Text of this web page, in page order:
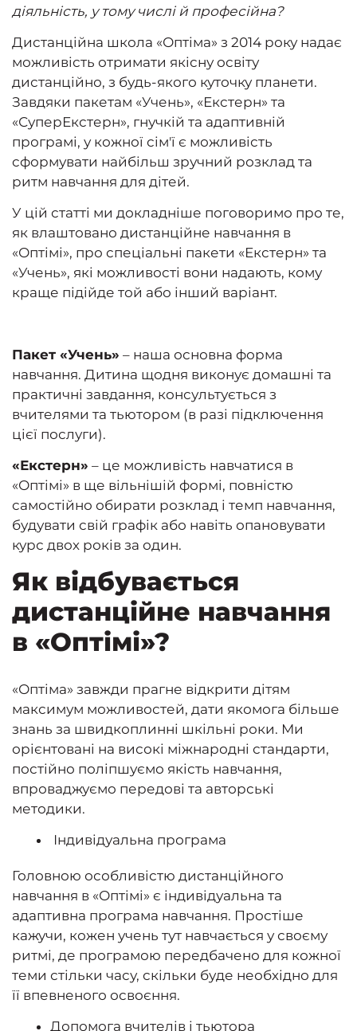
діяльність, у тому числі й професійна?
Дистанційна школа «Оптіма» з 2014 року надає
можливість отримати якісну освіту
дистанційно, з будь-якого куточку планети.
Завдяки пакетам «Учень», «Екстерн» та
«СуперЕкстерн», гнучкій та адаптивній
програмі, у кожної сім'ї є можливість
сформувати найбільш зручний розклад та
ритм навчання для дітей.
У цій статті ми докладніше поговоримо про те,
як влаштовано дистанційне навчання в
«Оптімі», про спеціальні пакети «Екстерн» та
«Учень», які можливості вони надають, кому
краще підійде той або інший варіант.
Пакет «Учень» – наша основна форма
навчання. Дитина щодня виконує домашні та
практичні завдання, консультується з
вчителями та тьютором (в разі підключення
цієї послуги).
«Екстерн» – це можливість навчатися в
«Оптімі» в ще вільнішій формі, повністю
самостійно обирати розклад і темп навчання,
будувати свій графік або навіть опановувати
курс двох років за один.
Як відбувається
дистанційне навчання
в «Оптімі»?
«Оптіма» завжди прагне відкрити дітям
максимум можливостей, дати якомога більше
знань за швидкоплинні шкільні роки. Ми
орієнтовані на високі міжнародні стандарти,
постійно поліпшуємо якість навчання,
впроваджуємо передові та авторські
методики.
Індивідуальна програма
Головною особливістю дистанційного
навчання в «Оптімі» є індивідуальна та
адаптивна програма навчання. Простіше
кажучи, кожен учень тут навчається у своєму
ритмі, де програмою передбачено для кожної
теми стільки часу, скільки буде необхідно для
її впевненого освоєння.
Допомога вчителів і тьютора